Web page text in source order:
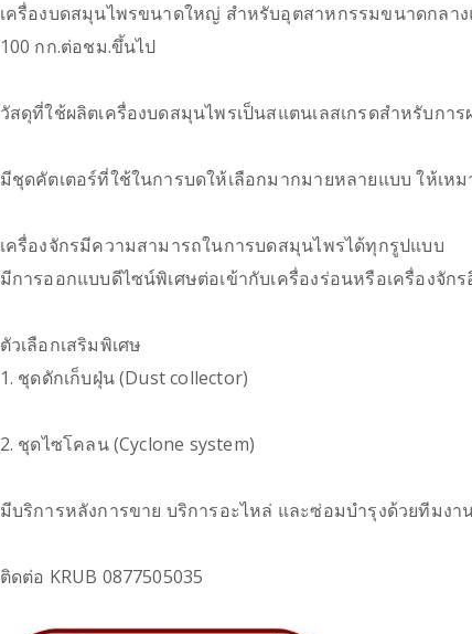
เครื่องบดสมุนไพรขนาดใหญ่ สำหรับอุตสาหกรรมขนาดกลา
100 กก.ต่อชม.ขึ้นไป
วัสดุที่ใช้ผลิตเครื่องบดสมุนไพรเป็นสแตนเลสเกรดสำหรับกา
มีชุดคัตเตอร์ที่ใช้ในการบดให้เลือกมากมายหลายแบบ ให้เ
เครื่องจักรมีความสามารถในการบดสมุนไพรได้ทุกรูปแบบ
มีการออกแบบดีไซน์พิเศษต่อเข้ากับเครื่องร่อนหรือเครื่องจัก
ตัวเลือกเสริมพิเศษ
1. ชุดดักเก็บฝุ่น (Dust collector)
2. ชุดไซโคลน (Cyclone system)
มีบริการหลังการขาย บริการอะไหล่ และซ่อมบำรุงด้วยทีมง
ติดต่อ KRUB 0877505035